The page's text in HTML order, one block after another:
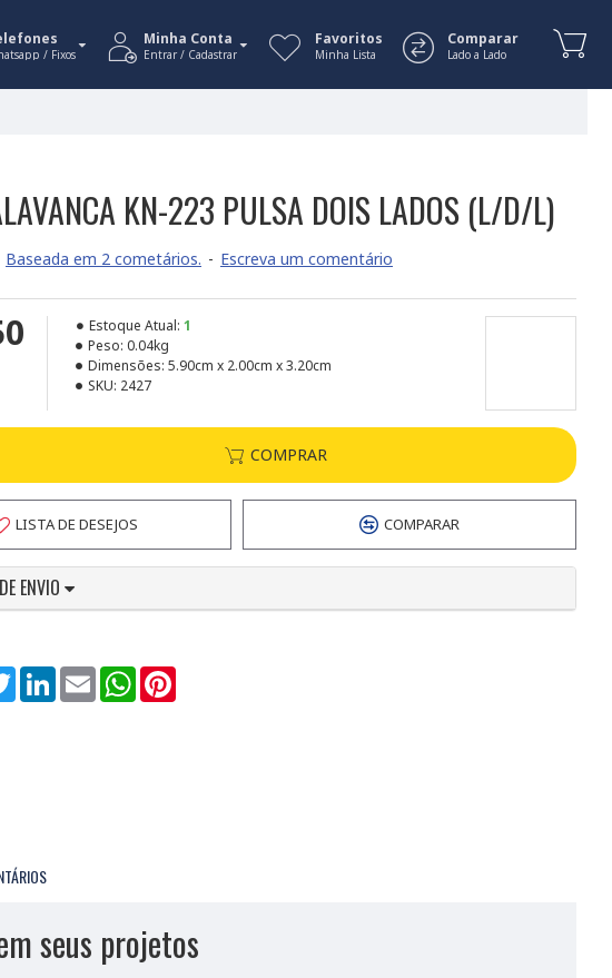
/ Fixos
Minha Conta
Entrar / Cadastrar
Favoritos
Minha Lista
Comparar
Lado a Lado
KN-223 PULSA DOIS LADOS (L/D/L)
Baseada em 2 cometários. - Escreva um comentário
Estoque Atual: 1
Peso: 0.04kg
Dimensões: 5.90cm x 2.00cm x 3.20cm
SKU: 2427
COMPRAR
LISTA DE DESEJOS COMPARAR
ENVIO
TwitterLinkedInEmail WhatsApp
seus projetos